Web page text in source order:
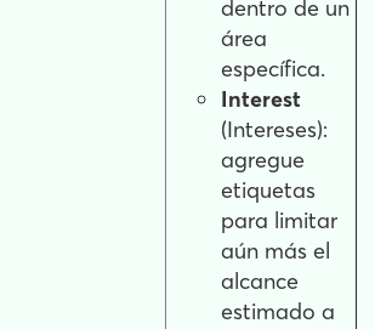
dentro de un
área
específica.
Interest
(Intereses):
agregue
etiquetas
para limitar
aún más el
alcance
estimado a